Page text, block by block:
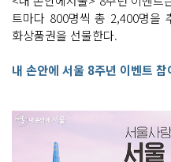
트마다 800명씩 총 2,400명을
화상품권을 선물한다.
내 손안에 서울 8주년 이벤트